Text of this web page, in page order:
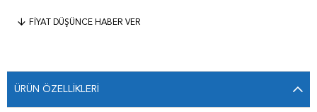
FIYAT DÜŞÜNCE HABER VER
ÜRÜN ÖZELLIKLERI